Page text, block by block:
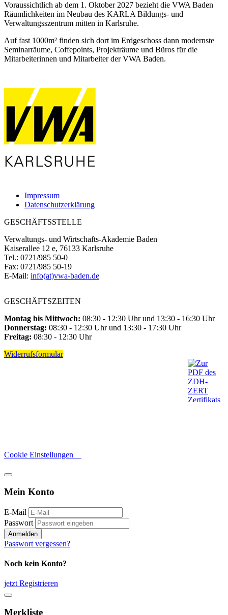
Voraussichtlich ab dem 1. Oktober 2027 bezieht die VWA Baden
Räumlichkeiten im Neubau des KARLA Bildungs- und
Verwaltungsszentrum mitten in Karlsruhe.
Auf fast 1000m² finden sich dort im Erdgeschoss dann modernste
Seminarräume, Coffepoints, Projekträume und Büros für die
Mitarbeiterinnen und Mitarbeiter der VWA Baden.
Impressum
Datenschutzerklärung
GESCHÄFTSSTELLE
Verwaltungs- und Wirtschafts-Akademie Baden
Kaiserallee 12 e, 76133 Karlsruhe
Tel.: 0721/985 50-0
Fax: 0721/985 50-19
E-Mail: info(at)vwa-baden.de
GESCHÄFTSZEITEN
Montag bis Mittwoch: 08:30 - 12:30 Uhr und 13:30 - 16:30 Uhr
Donnerstag: 08:30 - 12:30 Uhr und 13:30 - 17:30 Uhr
Freitag: 08:30 - 12:30 Uhr
Widerrufsformular
Cookie Einstellungen
Mein Konto
E-Mail
Passwort
Anmelden
Passwort vergessen?
Noch kein Konto?
jetzt Registrieren
Merkliste